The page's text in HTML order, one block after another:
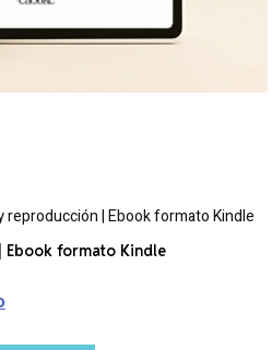
reproducción | Ebook formato Kindle
Ebook formato Kindle